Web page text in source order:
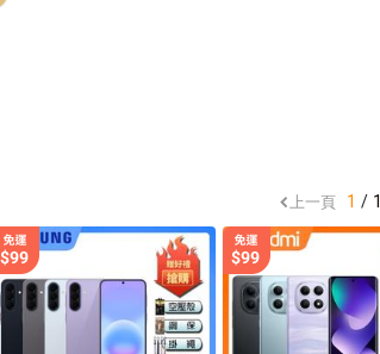
上一頁 1 1